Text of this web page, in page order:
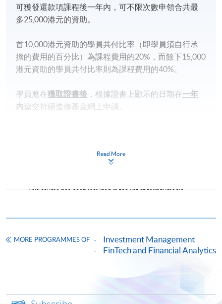
可獲發還款項課程後一年內，可不限次數申領合共最
多25,000港元的資助。
首10,000港元資助的學員共付比率（即學員須自行承
擔的費用的百分比）為課程費用的20%，而餘下15,000
港元資助的學員共付比率則為課程費用的40%。
學員應在獲取證書後 ，根據證書上顯示的日期在一年
内遞交持續進修基金網上申請。
This course has been included in the list of reimbursable
This course is recognised under the Qualifications
Framework (QF Level [3])
Read More
MORE PROGRAMMES OF
Investment Management
FinTech and Financial Analytics